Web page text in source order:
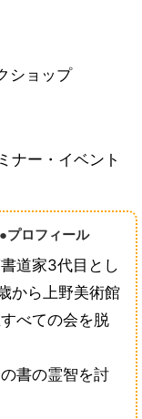
ショップ
ナー・イベント
プロフィール
道家3代目とし
から上野美術館
べての会を脱
書の霊智を討